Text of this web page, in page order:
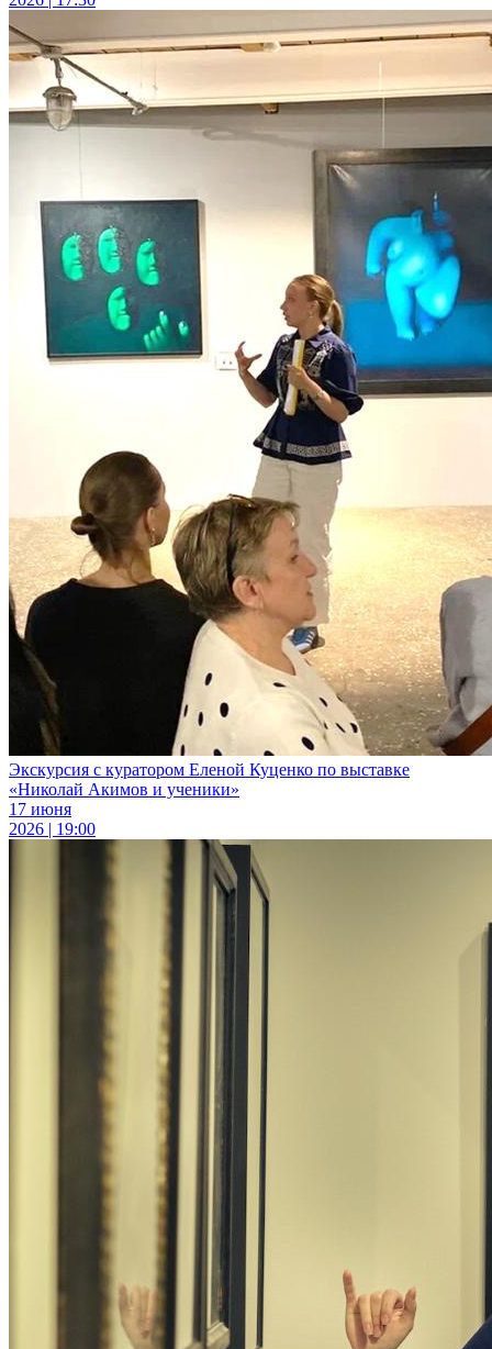
Экскурсия с куратором Еленой Куценко по выставке
«Николай Акимов и ученики»
17 июня
2026 | 19:00